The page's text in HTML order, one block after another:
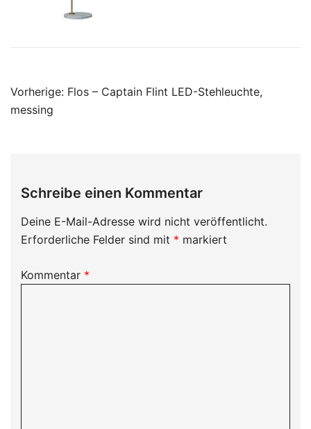
Beitragsnavigation
Vorherige: Flos – Captain Flint LED-Stehleuchte,
messing
Schreibe einen Kommentar
Deine E-Mail-Adresse wird nicht veröffentlicht.
Erforderliche Felder sind mit * markiert
Kommentar *